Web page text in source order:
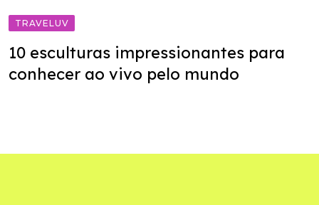
TRAVELUV
10 esculturas impressionantes para
conhecer ao vivo pelo mundo